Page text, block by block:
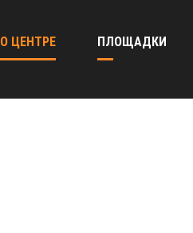
О ЦЕНТРЕ ПЛОЩАДКИ